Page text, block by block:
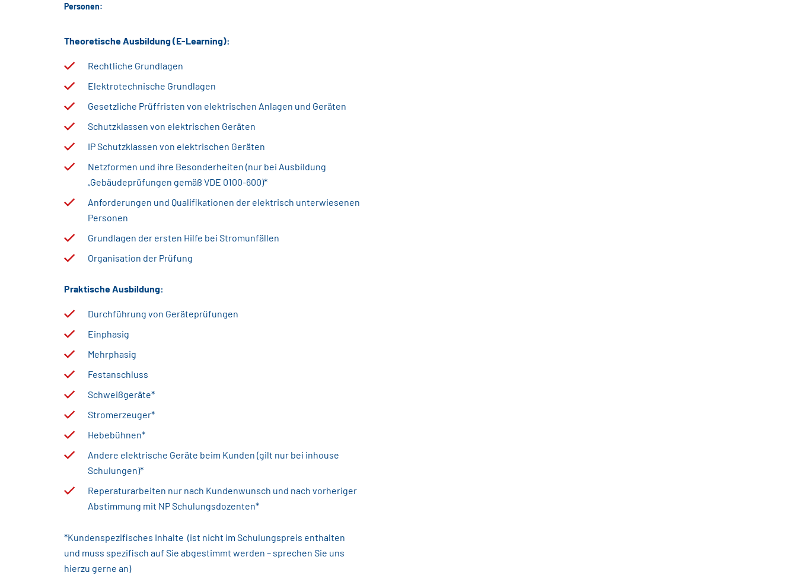
Personen:
Theoretische Ausbildung (E-Learning):
Rechtliche Grundlagen
Elektrotechnische Grundlagen
Gesetzliche Prüffristen von elektrischen Anlagen und Geräten
Schutzklassen von elektrischen Geräten
IP Schutzklassen von elektrischen Geräten
Netzformen und ihre Besonderheiten (nur bei Ausbildung
„Gebäudeprüfungen gemäß VDE 0100-600)*
Anforderungen und Qualifikationen der elektrisch unterwiesenen
Personen
Grundlagen der ersten Hilfe bei Stromunfällen
Organisation der Prüfung
Praktische Ausbildung:
Durchführung von Geräteprüfungen
Einphasig
Mehrphasig
Festanschluss
Schweißgeräte*
Stromerzeuger*
Hebebühnen*
Andere elektrische Geräte beim Kunden (gilt nur bei inhouse
Schulungen)*
Reperaturarbeiten nur nach Kundenwunsch und nach vorheriger
Abstimmung mit NP Schulungsdozenten*
*Kundenspezifisches Inhalte (ist nicht im Schulungspreis enthalten
und muss spezifisch auf Sie abgestimmt werden – sprechen Sie uns
hierzu gerne an)